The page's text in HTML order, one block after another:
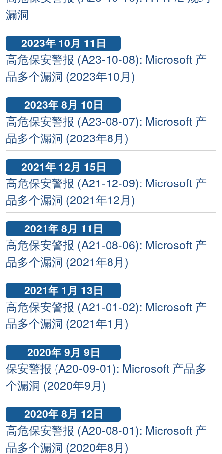
漏洞
2023年 10月 11日
高危保安警报 (A23-10-08): Microsoft 产
品多个漏洞 (2023年10月)
2023年 8月 10日
高危保安警报 (A23-08-07): Microsoft 产
品多个漏洞 (2023年8月)
2021年 12月 15日
高危保安警报 (A21-12-09): Microsoft 产
品多个漏洞 (2021年12月)
2021年 8月 11日
高危保安警报 (A21-08-06): Microsoft 产
品多个漏洞 (2021年8月)
2021年 1月 13日
高危保安警报 (A21-01-02): Microsoft 产
品多个漏洞 (2021年1月)
2020年 9月 9日
保安警报 (A20-09-01): Microsoft 产品多
个漏洞 (2020年9月)
2020年 8月 12日
高危保安警报 (A20-08-01): Microsoft 产
品多个漏洞 (2020年8月)